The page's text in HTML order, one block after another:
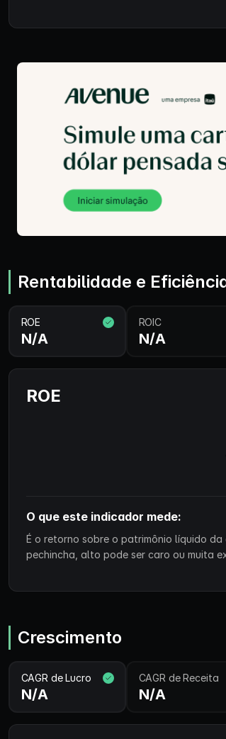
Rentabilidade e
ROE
N/A
ROIC
N/A
ROE
O que este indicador mede:
É o retorno sobre o patrimônio líquido
pechincha, alto pode ser caro ou muita
Crescimento
CAGR de Lucro
N/A
CAGR de Receita
N/A